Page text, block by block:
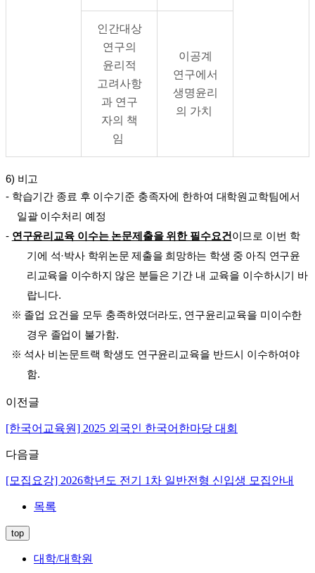
인간대상
연구의
윤리적
고려사항
과 연구
자의 책
임
이공계
연구에서
생명윤리
의 가치
6) 비고
- 학습기간 종료 후 이수기준 충족자에 한하여 대학원교학팀에서
일괄 이수처리 예정
- 연구윤리교육 이수는 논문제출을 위한 필수요건이므로 이번 학
기에 석·박사 학위논문 제출을 희망하는 학생 중 아직 연구윤
리교육을 이수하지 않은 분들은 기간 내 교육을 이수하시기 바
랍니다.
※ 졸업 요건을 모두 충족하였더라도, 연구윤리교육을 미이수한
경우 졸업이 불가함.
※ 석사 비논문트랙 학생도 연구윤리교육을 반드시 이수하여야
함.
이전글
[한국어교육원] 2025 외국인 한국어한마당 대회
다음글
[모집요강] 2026학년도 전기 1차 일반전형 신입생 모집안내
목록
top
대학/대학원